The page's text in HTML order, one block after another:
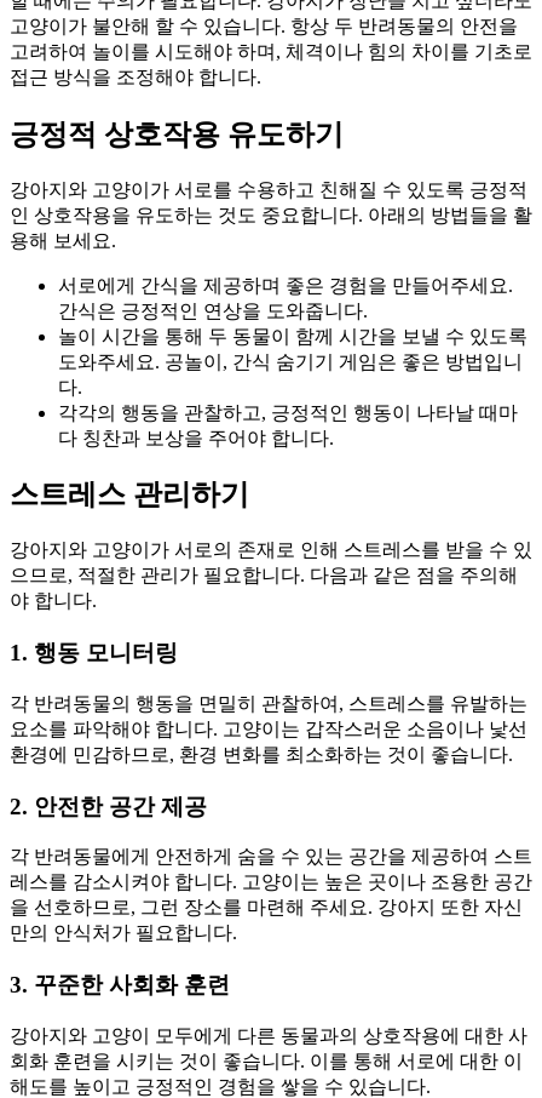
고양이가 불안해 할 수 있습니다. 항상 두 반려동물의 안전을
고려하여 놀이를 시도해야 하며, 체격이나 힘의 차이를 기초로
접근 방식을 조정해야 합니다.
긍정적 상호작용 유도하기
강아지와 고양이가 서로를 수용하고 친해질 수 있도록 긍정적
인 상호작용을 유도하는 것도 중요합니다. 아래의 방법들을 활
용해 보세요.
서로에게 간식을 제공하며 좋은 경험을 만들어주세요.
간식은 긍정적인 연상을 도와줍니다.
놀이 시간을 통해 두 동물이 함께 시간을 보낼 수 있도록
도와주세요. 공놀이, 간식 숨기기 게임은 좋은 방법입니
다.
각각의 행동을 관찰하고, 긍정적인 행동이 나타날 때마
다 칭찬과 보상을 주어야 합니다.
스트레스 관리하기
강아지와 고양이가 서로의 존재로 인해 스트레스를 받을 수 있
으므로, 적절한 관리가 필요합니다. 다음과 같은 점을 주의해
야 합니다.
1. 행동 모니터링
각 반려동물의 행동을 면밀히 관찰하여, 스트레스를 유발하는
요소를 파악해야 합니다. 고양이는 갑작스러운 소음이나 낯선
환경에 민감하므로, 환경 변화를 최소화하는 것이 좋습니다.
2. 안전한 공간 제공
각 반려동물에게 안전하게 숨을 수 있는 공간을 제공하여 스트
레스를 감소시켜야 합니다. 고양이는 높은 곳이나 조용한 공간
을 선호하므로, 그런 장소를 마련해 주세요. 강아지 또한 자신
만의 안식처가 필요합니다.
3. 꾸준한 사회화 훈련
강아지와 고양이 모두에게 다른 동물과의 상호작용에 대한 사
회화 훈련을 시키는 것이 좋습니다. 이를 통해 서로에 대한 이
해도를 높이고 긍정적인 경험을 쌓을 수 있습니다.